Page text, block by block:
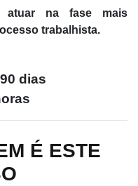
atuar na fase mais
trabalhista.
90 dias
É ESTE